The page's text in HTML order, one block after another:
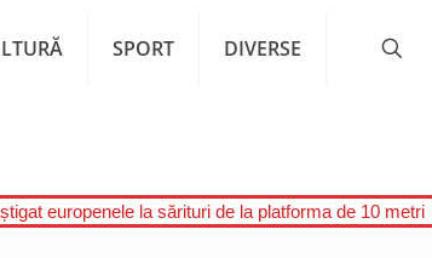
SPORT DIVERSE
europenele la sărituri de la platforma de 10 metri